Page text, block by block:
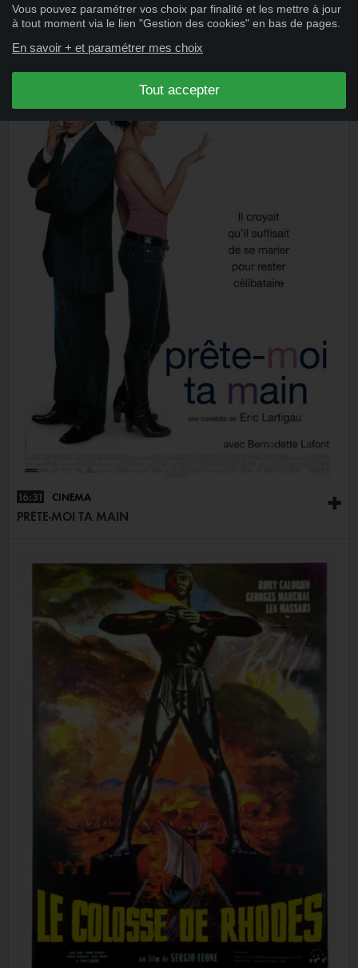
+
16:31 CINÉMA
PRÊTE-MOI TA MAIN
Vous pouvez paramétrer vos choix par finalité et les mettre à jour
à tout moment via le lien "Gestion des cookies" en bas de pages.
En savoir + et paramétrer mes choix
Tout accepter